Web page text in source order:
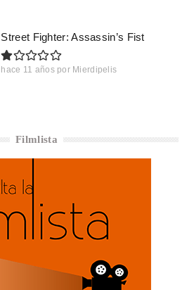
Street Fighter: Assassin’s Fist
hace 11 años por Mierdipelis
Filmlista